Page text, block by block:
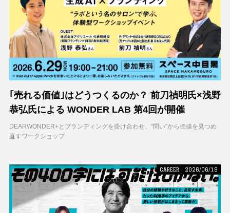
｢売れる価値｣はどうつくるのか？ 前刀禎明氏×浅野
恭弘氏による WONDER LAB 第4回が開催
DEARWONDER+とブランディングを掛け合わせ、“問い”から価値を見つめ
直すワークショップ
CAREER | 2026/06/19